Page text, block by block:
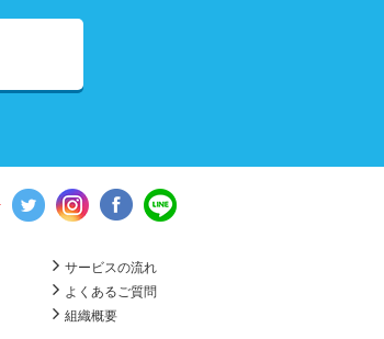
サービスの流れ
よくあるご質問
組織概要